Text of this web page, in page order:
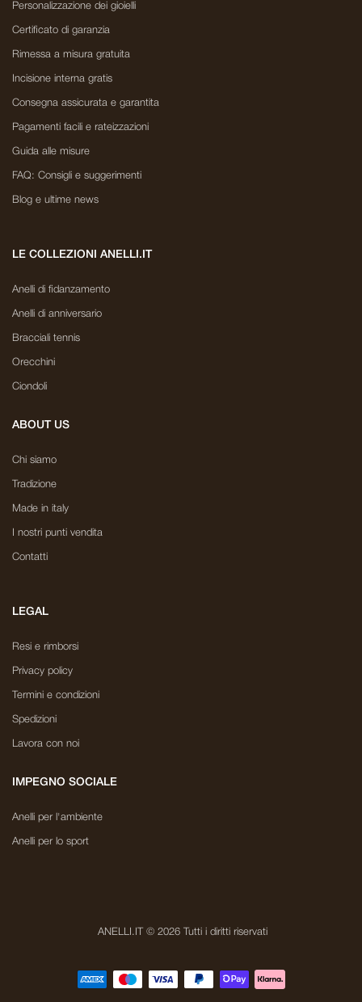
Personalizzazione dei gioielli
Certificato di garanzia
Rimessa a misura gratuita
Incisione interna gratis
Consegna assicurata e garantita
Pagamenti facili e rateizzazioni
Guida alle misure
FAQ: Consigli e suggerimenti
Blog e ultime news
LE COLLEZIONI ANELLI.IT
Anelli di fidanzamento
Anelli di anniversario
Bracciali tennis
Orecchini
Ciondoli
ABOUT US
Chi siamo
Tradizione
Made in italy
I nostri punti vendita
Contatti
LEGAL
Resi e rimborsi
Privacy policy
Termini e condizioni
Spedizioni
Lavora con noi
IMPEGNO SOCIALE
Anelli per l'ambiente
Anelli per lo sport
ANELLI.IT © 2026 Tutti i diritti riservati